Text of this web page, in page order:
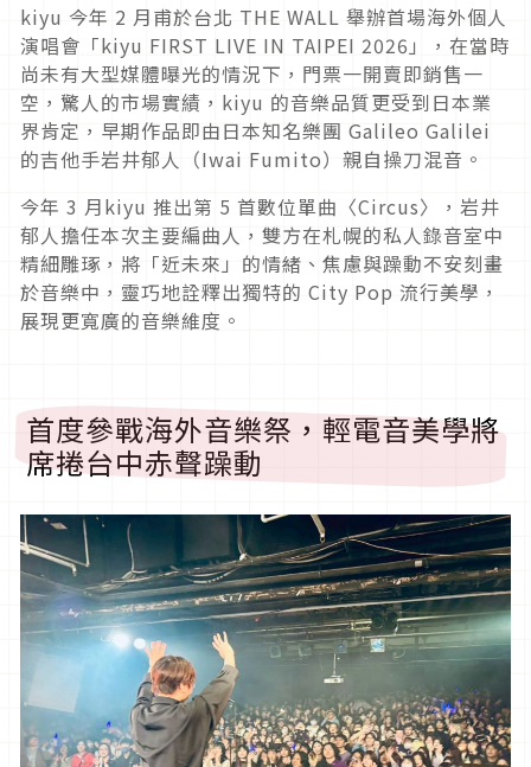
kiyu 今年 2 月甫於台北 THE WALL 舉辦首場海外個人
演唱會「kiyu FIRST LIVE IN TAIPEI 2026」，在當時
尚未有大型媒體曝光的情況下，門票一開賣即銷售一
空，驚人的市場實績，kiyu 的音樂品質更受到日本業
界肯定，早期作品即由日本知名樂團 Galileo Galilei
的吉他手岩井郁人（Iwai Fumito）親自操刀混音。
今年 3 月kiyu 推出第 5 首數位單曲〈Circus〉，岩井
郁人擔任本次主要編曲人，雙方在札幌的私人錄音室中
精細雕琢，將「近未來」的情緒、焦慮與躁動不安刻畫
於音樂中，靈巧地詮釋出獨特的 City Pop 流行美學，
展現更寬廣的音樂維度。
首度參戰海外音樂祭，輕電音美學將
席捲台中赤聲躁動